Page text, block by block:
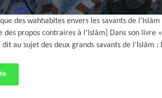
des wahhabites envers les savants de
des propos contraires à l’Islâm] Dans son livre
au sujet des deux grands savants de l’Islâm